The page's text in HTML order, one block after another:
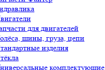
для двигателей
шины, груза, цепи
изделия
комплектующие